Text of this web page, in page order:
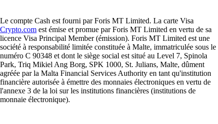
Le compte Cash est fourni par Foris MT Limited. La carte Visa
Crypto.com est émise et promue par Foris MT Limited en vertu de sa
licence Visa Principal Member (émission). Foris MT Limited est une
société à responsabilité limitée constituée à Malte, immatriculée sous le
numéro C 90348 et dont le siège social est situé au Level 7, Spinola
Park, Triq Mikiel Ang Borg, SPK 1000, St. Julians, Malte, dûment
agréée par la Malta Financial Services Authority en tant qu'institution
financière autorisée à émettre des monnaies électroniques en vertu de
l'annexe 3 de la loi sur les institutions financières (institutions de
monnaie électronique).